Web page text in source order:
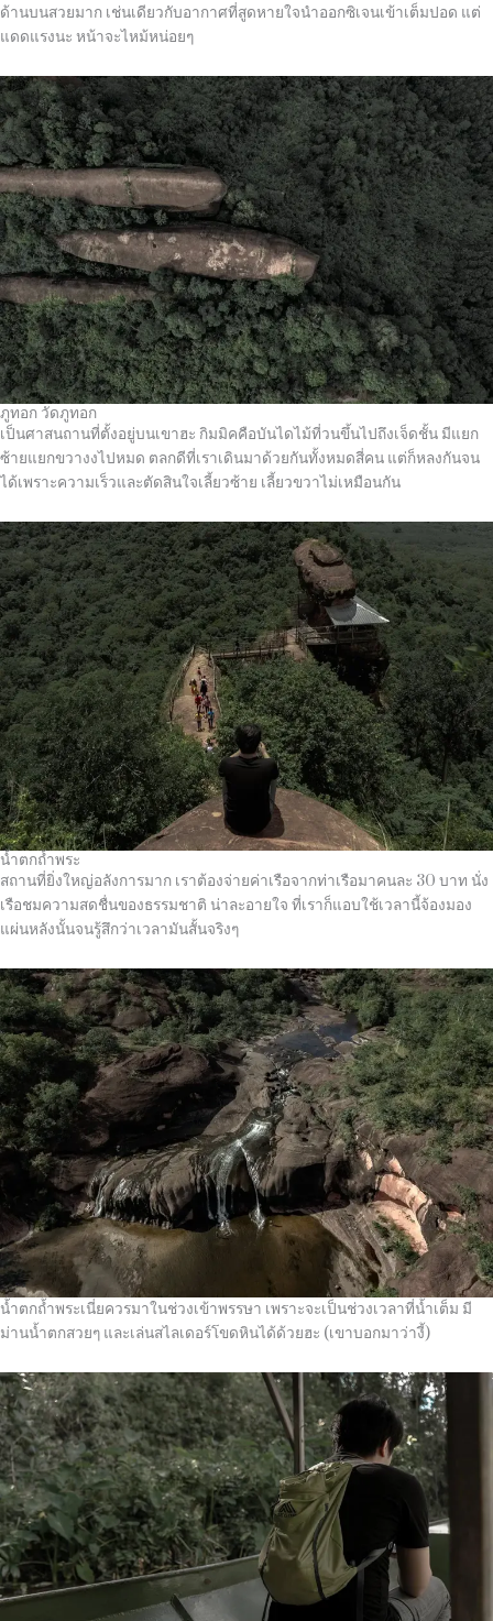
ด้านบนสวยมาก เช่นเดียวกับอากาศที่สูดหายใจนำออกซิเจนเข้าเต็มปอด แต่
แดดแรงนะ หน้าจะไหม้หน่อยๆ
ภูทอก วัดภูทอก
เป็นศาสนถานที่ตั้งอยู่บนเขาฮะ กิมมิคคือบันไดไม้ที่วนขึ้นไปถึงเจ็ดชั้น มีแยก
ซ้ายแยกขวางงไปหมด ตลกดีที่เราเดินมาด้วยกันทั้งหมดสี่คน แต่ก็หลงกันจน
ได้เพราะความเร็วและตัดสินใจเลี้ยวซ้าย เลี้ยวขวาไม่เหมือนกัน
น้ำตกถ้ำพระ
สถานที่ยิ่งใหญ่อลังการมาก เราต้องจ่ายค่าเรือจากท่าเรือมาคนละ 30 บาท นั่ง
เรือชมความสดชื่นของธรรมชาติ น่าละอายใจ ที่เราก็แอบใช้เวลานี้จ้องมอง
แผ่นหลังนั้นจนรู้สึกว่าเวลามันสั้นจริงๆ
น้ำตกถ้ำพระเนี่ยควรมาในช่วงเข้าพรรษา เพราะจะเป็นช่วงเวลาที่น้ำเต็ม มี
ม่านน้ำตกสวยๆ และเล่นสไลเดอร์โขดหินได้ด้วยฮะ (เขาบอกมาว่างี้)